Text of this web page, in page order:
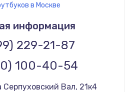
в Москве
информация
229-21-87
100-40-54
Серпуховский Вал, 21к4